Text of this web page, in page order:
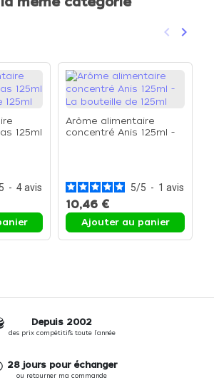
Précédent
keyboard_arrow_left keyboard_arrow_right
125ml
5 - 4avis
Arôme alimentaire
concentré Anis 125ml -
5/5 - 1 avis
10,46 €
Ajouter au panier
Depuis 2002
des prix compétitifs toute l'année
28 jours pour échanger
ou retourner ma commande